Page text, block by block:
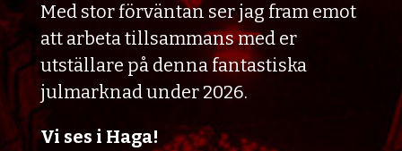
Med stor förväntan ser jag fram emot
att arbeta tillsammans med er
utställare på denna fantastiska
julmarknad under 2026.
Vi ses i Haga!